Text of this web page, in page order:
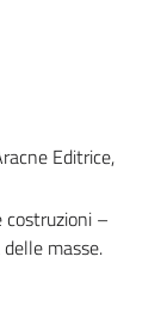
Editrice,
costruzioni –
masse.